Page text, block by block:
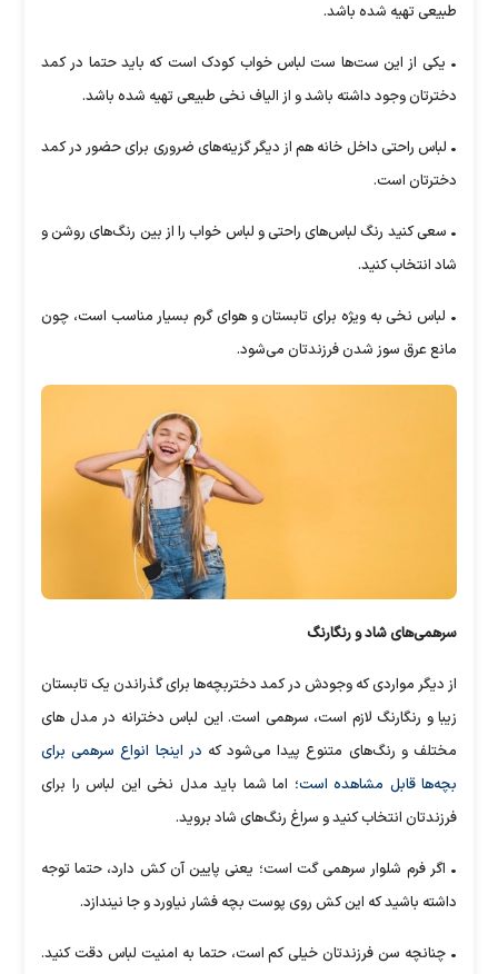
طبیعی تهیه شده باشد.
• یکی از این ست‌ها ست لباس خواب کودک است که باید حتما در کمد
دخترتان وجود داشته باشد و از الیاف نخی طبیعی تهیه شده باشد.
• لباس راحتی داخل خانه هم از دیگر گزینه‌های ضروری برای حضور در کمد
دخترتان است.
• سعی کنید رنگ لباس‌های راحتی و لباس خواب را از بین رنگ‌های روشن و
شاد انتخاب کنید.
• لباس نخی به ویژه برای تابستان و هوای گرم بسیار مناسب است، چون
مانع عرق سوز شدن فرزندتان می‌شود.
سرهمی‌های شاد و رنگارنگ
از دیگر مواردی که وجودش در کمد دختربچه‌ها برای گذراندن یک تابستان
زیبا و رنگارنگ لازم است، سرهمی است. این لباس دخترانه در مدل های
مختلف و رنگ‌های متنوع پیدا می‌شود که در اینجا انواع سرهمی برای
بچه‌ها قابل مشاهده است؛ اما شما باید مدل نخی این لباس را برای
فرزندتان انتخاب کنید و سراغ رنگ‌های شاد بروید.
• اگر فرم شلوار سرهمی گت است؛ یعنی پایین آن کش دارد، حتما توجه
داشته باشید که این کش روی پوست بچه فشار نیاورد و جا نیندازد.
• چنانچه سن فرزندتان خیلی کم است، حتما به امنیت لباس دقت کنید.